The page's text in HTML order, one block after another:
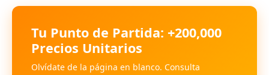
Tu Punto de Partida: +200,000
Precios Unitarios
Olvídate de la página en blanco. Consulta